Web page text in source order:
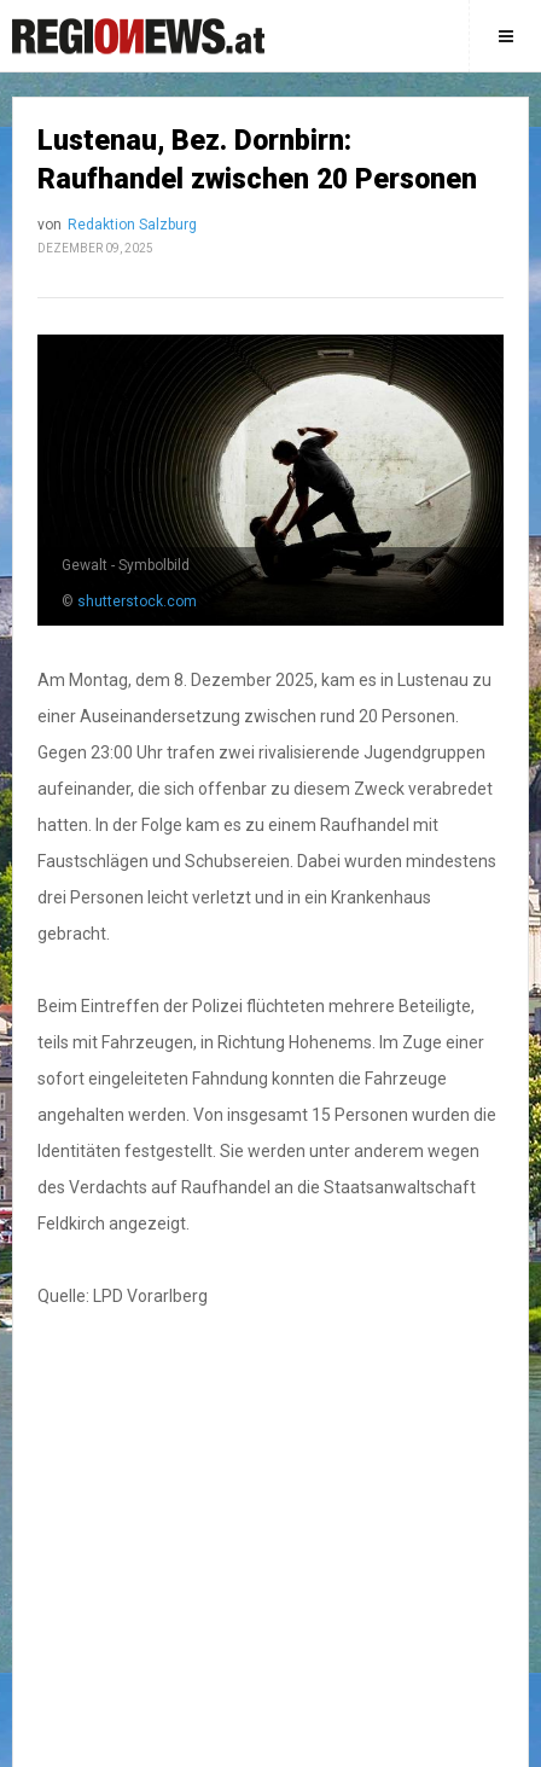
Lustenau, Bez. Dornbirn:
Raufhandel zwischen 20 Personen
von Redaktion Salzburg
DEZEMBER 09, 2025
Gewalt - Symbolbild
© shutterstock.com
Am Montag, dem 8. Dezember 2025, kam es in Lustenau zu
einer Auseinandersetzung zwischen rund 20 Personen.
Gegen 23:00 Uhr trafen zwei rivalisierende Jugendgruppen
aufeinander, die sich offenbar zu diesem Zweck verabredet
hatten. In der Folge kam es zu einem Raufhandel mit
Faustschlägen und Schubsereien. Dabei wurden mindestens
drei Personen leicht verletzt und in ein Krankenhaus
gebracht.
Beim Eintreffen der Polizei flüchteten mehrere Beteiligte,
teils mit Fahrzeugen, in Richtung Hohenems. Im Zuge einer
sofort eingeleiteten Fahndung konnten die Fahrzeuge
angehalten werden. Von insgesamt 15 Personen wurden die
Identitäten festgestellt. Sie werden unter anderem wegen
des Verdachts auf Raufhandel an die Staatsanwaltschaft
Feldkirch angezeigt.
Quelle: LPD Vorarlberg